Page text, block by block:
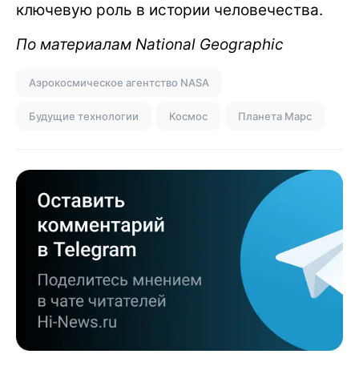
ключевую роль в истории человечества.
По материалам National Geographic
Аэрокосмическое агентство NASA
Будущие технологии Космос Планета Марс